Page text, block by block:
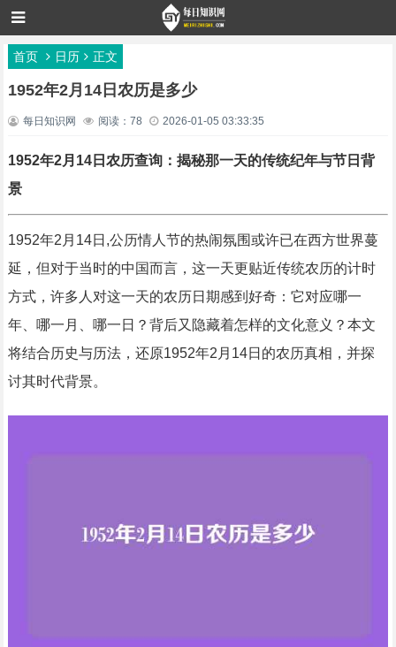
首页 日历 正文
1952年2月14日农历是多少
每日知识网 阅读：78 2026-01-05 03:33:35
1952年2月14日农历查询：揭秘那一天的传统纪年与节日背
景
1952年2月14日,公历情人节的热闹氛围或许已在西方世界蔓
延，但对于当时的中国而言，这一天更贴近传统农历的计时
方式，许多人对这一天的农历日期感到好奇：它对应哪一
年、哪一月、哪一日？背后又隐藏着怎样的文化意义？本文
将结合历史与历法，还原1952年2月14日的农历真相，并探
讨其时代背景。